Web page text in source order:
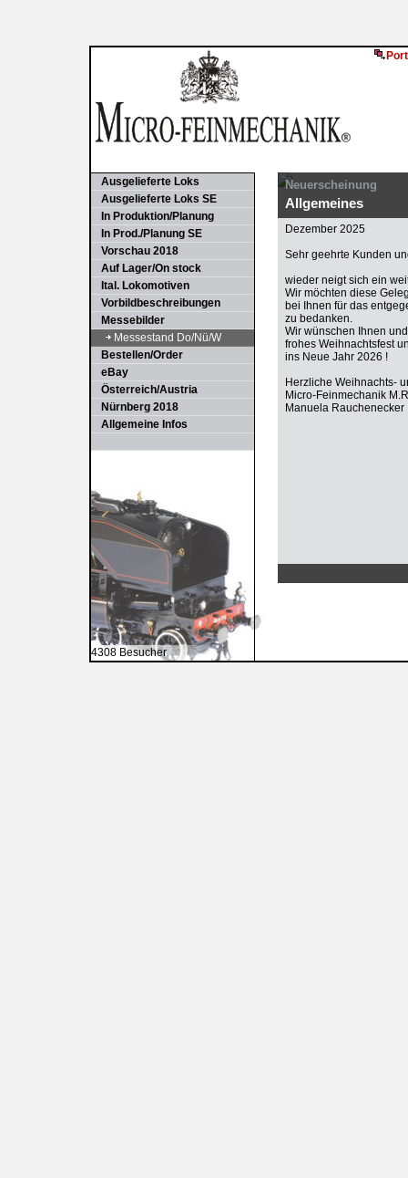
Ausgelieferte Loks
Ausgelieferte Loks SE
In Produktion/Planung
In Prod./Planung SE
Vorschau 2018
Auf Lager/On stock
Ital. Lokomotiven
Vorbildbeschreibungen
Messebilder
Messestand Do/Nü/W
Bestellen/Order
eBay
Österreich/Austria
Nürnberg 2018
Allgemeine Infos
Neuerscheinung
Allgemeines
Dezember 2025
Sehr geehrte Kunden
wieder neigt sich ein
Wir möchten diese
bei Ihnen für das
zu bedanken.
Wir wünschen Ihnen
frohes Weihnachtsfest
ins Neue Jahr 2026 !
Herzliche Weihnachts-
Micro-Feinmechanik
Manuela Rauchenecker
4308 Besucher